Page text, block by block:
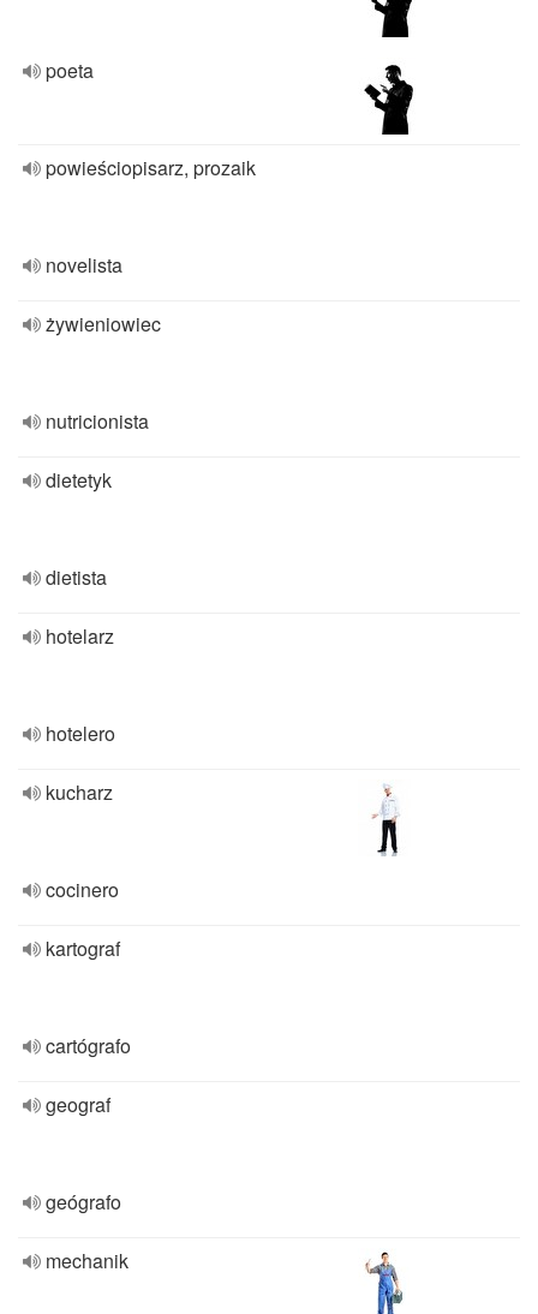
poeta
powieściopisarz, prozaik
novelista
żywieniowiec
nutricionista
dietetyk
dietista
hotelarz
hotelero
kucharz
cocinero
kartograf
cartógrafo
geograf
geógrafo
mechanik